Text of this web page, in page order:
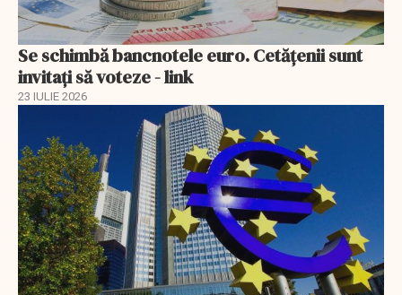
Se schimbă bancnotele euro. Cetățenii sunt
invitați să voteze - link
23 IULIE 2026